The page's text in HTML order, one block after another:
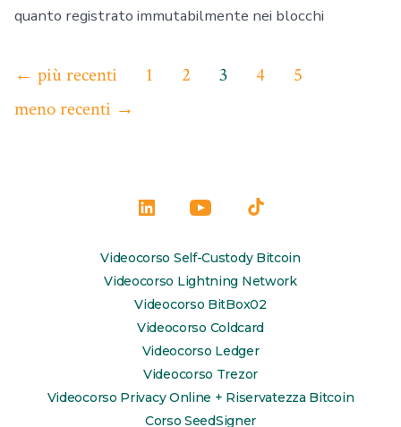
quanto registrato immutabilmente nei blocchi
Paginazione
degli
← più recenti 1 2 3 4
5
meno recenti →
Apri
LinkedIn
in
una
nuova
scheda
Apri
YouTube
in
una
nuova
scheda
Apri
TikTok
in
una
nuova
scheda
Videocorso Self-Custody Bitcoin
Videocorso Lightning Network
Videocorso BitBox02
Videocorso Coldcard
Videocorso Ledger
Videocorso Trezor
Videocorso Privacy Online + Riservatezza Bitcoin
Corso SeedSigner